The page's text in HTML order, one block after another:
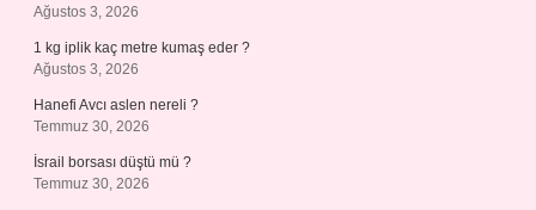
Ağustos 3, 2026
1 kg iplik kaç metre kumaş eder ?
Ağustos 3, 2026
Hanefi Avcı aslen nereli ?
Temmuz 30, 2026
İsrail borsası düştü mü ?
Temmuz 30, 2026